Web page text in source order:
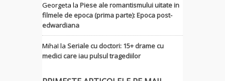
Georgeta la Piese ale romantismului uitate in
filmele de epoca (prima parte): Epoca post-
edwardiana
MihaI la Seriale cu doctori: 15+ drame cu
medici care iau pulsul tragediilor